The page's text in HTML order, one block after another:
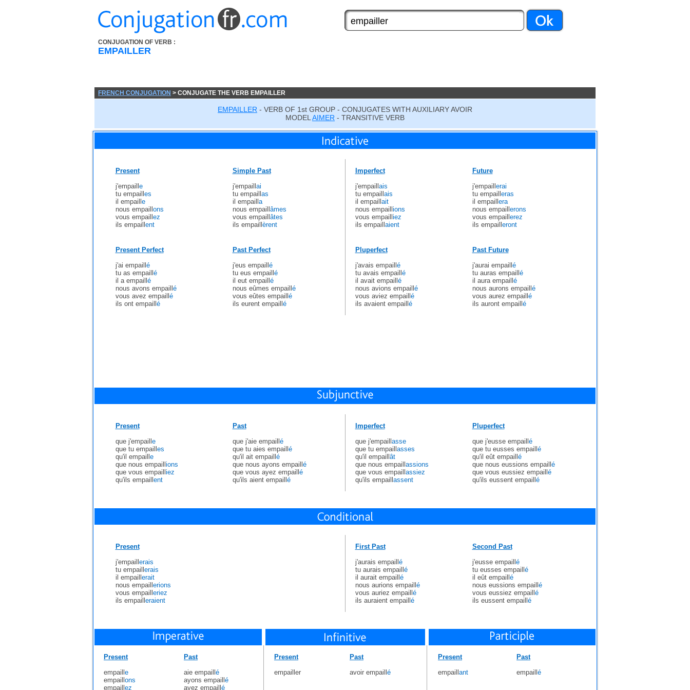
CONJUGATION OF VERB :
EMPAILLER
FRENCH CONJUGATION > CONJUGATE THE VERB EMPAILLER
EMPAILLER - VERB OF 1st GROUP - CONJUGATES WITH AUXILIARY AVOIR
MODEL AIMER - TRANSITIVE VERB
Present
j'empaill e
tu empaill es
il empaill e
nous empaill ons
vous empaill ez
ils empaill ent
Simple Past
j'empaill ai
tu empaill as
il empaill a
nous empaill âmes
vous empaill âtes
ils empaill èrent
Present Perfect
j'ai empaill é
tu as empaill é
il a empaill é
nous avons empaill é
vous avez empaill é
ils ont empaill é
Past Perfect
j'eus empaill é
tu eus empaill é
il eut empaill é
nous eûmes empaill é
vous eûtes empaill é
ils eurent empaill é
Imperfect
j'empaill ais
tu empaill ais
il empaill ait
nous empaill ions
vous empaill iez
ils empaill aient
Future
j'empaill erai
tu empaill eras
il empaill era
nous empaill erons
vous empaill erez
ils empaill eront
Pluperfect
j'avais empaill é
tu avais empaill é
il avait empaill é
nous avions empaill é
vous aviez empaill é
ils avaient empaill é
Past Future
j'aurai empaill é
tu auras empaill é
il aura empaill é
nous aurons empaill é
vous aurez empaill é
ils auront empaill é
Present
que j'empaill e
que tu empaill es
qu'il empaill e
que nous empaill ions
que vous empaill iez
qu'ils empaill ent
Past
que j'aie empaill é
que tu aies empaill é
qu'il ait empaill é
que nous ayons empaill é
que vous ayez empaill é
qu'ils aient empaill é
Imperfect
que j'empaill asse
que tu empaill asses
qu'il empaill ât
que nous empaill assions
que vous empaill assiez
qu'ils empaill assent
Pluperfect
que j'eusse empaill é
que tu eusses empaill é
qu'il eût empaill é
que nous eussions empaill é
que vous eussiez empaill é
qu'ils eussent empaill é
Present
j'empaill erais
tu empaill erais
il empaill erait
nous empaill erions
vous empaill eriez
ils empaill eraient
First Past
j'aurais empaill é
tu aurais empaill é
il aurait empaill é
nous aurions empaill é
vous auriez empaill é
ils auraient empaill é
Second Past
j'eusse empaill é
tu eusses empaill é
il eût empaill é
nous eussions empaill é
vous eussiez empaill é
ils eussent empaill é
Present
empaill e
empaill ons
empaill ez
Past
aie empaill é
ayons empaill é
ayez empaill é
Present
empailler
Past
avoir empaill é
Present
empaill ant
Past
empaill é